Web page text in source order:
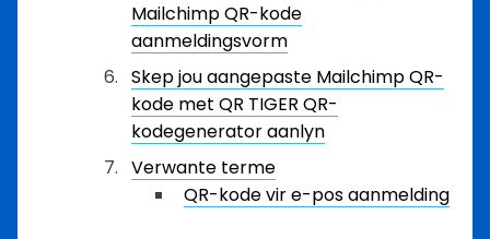
Mailchimp QR-kode
aanmeldingsvorm
Skep jou aangepaste Mailchimp QR-
kode met QR TIGER QR-
kodegenerator aanlyn
Verwante terme
QR-kode vir e-pos aanmelding